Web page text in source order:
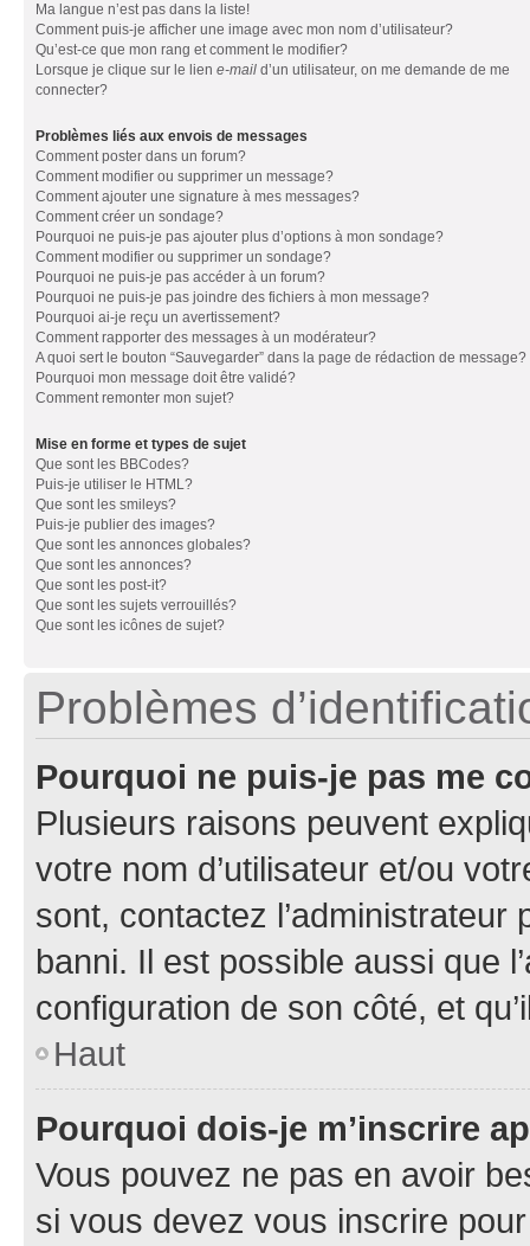
Ma langue n’est pas dans la liste!
Comment puis-je afficher une image avec mon nom d’utilisateur?
Qu’est-ce que mon rang et comment le modifier?
Lorsque je clique sur le lien e-mail d’un utilisateur, on me demande de me
connecter?
Problèmes liés aux envois de messages
Comment poster dans un forum?
Comment modifier ou supprimer un message?
Comment ajouter une signature à mes messages?
Comment créer un sondage?
Pourquoi ne puis-je pas ajouter plus d’options à mon sondage?
Comment modifier ou supprimer un sondage?
Pourquoi ne puis-je pas accéder à un forum?
Pourquoi ne puis-je pas joindre des fichiers à mon message?
Pourquoi ai-je reçu un avertissement?
Comment rapporter des messages à un modérateur?
A quoi sert le bouton “Sauvegarder” dans la page de rédaction de message?
Pourquoi mon message doit être validé?
Comment remonter mon sujet?
Mise en forme et types de sujet
Que sont les BBCodes?
Puis-je utiliser le HTML?
Que sont les smileys?
Puis-je publier des images?
Que sont les annonces globales?
Que sont les annonces?
Que sont les post-it?
Que sont les sujets verrouillés?
Que sont les icônes de sujet?
Problèmes
Pourquoi ne puis-je pas me
Plusieurs raisons peuvent
votre nom d’utilisateur et/ou
sont, contactez l’administrateur
banni. Il est possible aussi que
configuration de son côté, et
Haut
Pourquoi dois-je m’inscrire
Vous pouvez ne pas en avoir
si vous devez vous inscrire